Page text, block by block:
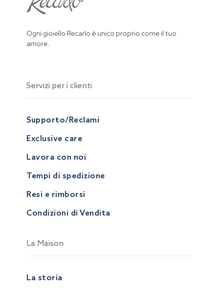
Ogni gioiello Recarlo è unico proprio come il tuo
amore.
Servizi per i clienti
Supporto/Reclami
Exclusive care
Lavora con noi
Tempi di spedizione
Resi e rimborsi
Condizioni di Vendita
La Maison
La storia